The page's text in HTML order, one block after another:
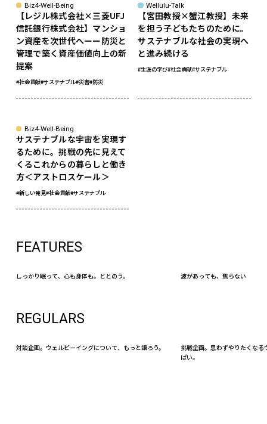
Biz4-Well-Being
【レジル株式会社×三菱UFJ
信託銀行株式会社】マンショ
ン資産を次世代へーー防災と
管理で築く資産価値向上の新
提案
#社会貢献#サステナブル#災害#防災
Wellulu-Talk
【宮田教授×蟹江教授】未来
を担う子どもたちのために。
サステナブルな社会の実現へ
と進み続ける
#生涯の学び#社会貢献#サステナブル
Biz4-Well-Being
サステナブルな宇宙を実現す
るために。挑戦の先に見えて
くるこれからの暮らしと働き
方＜アストロスケール＞
#新しい発見#社会貢献#サステナブル
FEATURES
しっかり眠って、心も身体も。ととのう。 波があっても、焦らない
REGULARS
対談企画。ウェルビーイングについて、もっと語ろう。
挑戦企画。思わずやりたくなる
ぱい。